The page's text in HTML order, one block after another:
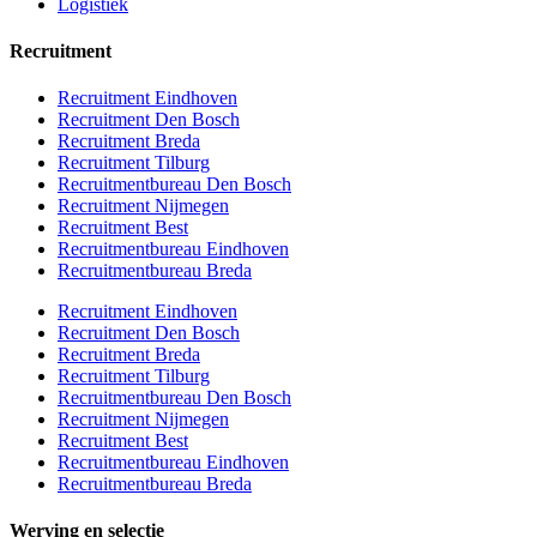
Recruitment
Recruitment Eindhoven
Recruitment Den Bosch
Recruitment Breda
Recruitment Tilburg
Recruitmentbureau Den Bosch
Recruitment Nijmegen
Recruitment Best
Recruitmentbureau Eindhoven
Recruitmentbureau Breda
Recruitment Eindhoven
Recruitment Den Bosch
Recruitment Breda
Recruitment Tilburg
Recruitmentbureau Den Bosch
Recruitment Nijmegen
Recruitment Best
Recruitmentbureau Eindhoven
Recruitmentbureau Breda
Werving en selectie